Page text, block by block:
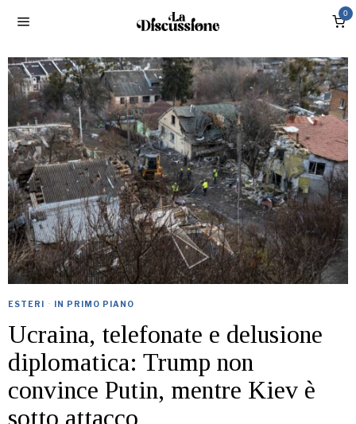
0
ESTERI · IN PRIMO PIANO
Ucraina, telefonate e delusione
diplomatica: Trump non
convince Putin, mentre Kiev è
sotto attacco